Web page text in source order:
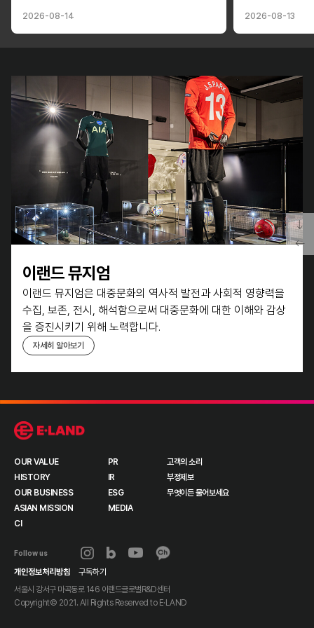
2026-08-14 2026-08-13
이랜드 뮤지엄
이랜드 뮤지엄
이랜드 뮤지엄은 대중문화의 역사적 발전과 사회적 영향력을
수집, 보존, 전시, 해석함으로써 대중문화에 대한 이해와 감상
을 증진시키기 위해 노력합니다.
자세히 알아보기
OUR VALUE
HISTORY
OUR BUSINESS
ASIAN MISSION
CI
PR
IR
ESG
MEDIA
고객의 소리
부정제보
무엇이든 물어보세요
Follow us
개인정보처리방침
구독하기
서울시 강서구 마곡동로 146 이랜드글로벌R&D센터
Copyright© 2021. All Rights Reserved to E·LAND